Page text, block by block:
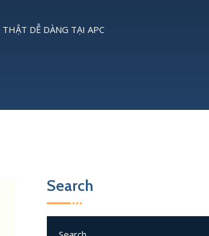
DỄ DÀNG TẠI APC
Search